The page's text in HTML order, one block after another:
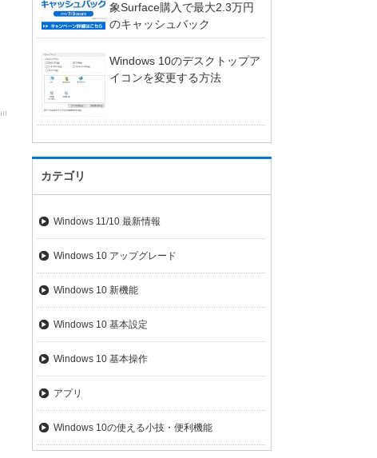
象Surface購入で最大2.3万円
のキャッシュバック
Windows 10のデスクトップア
イコンを変更する方法
カテゴリ
Windows 11/10 最新情報
Windows 10 アップグレード
Windows 10 新機能
Windows 10 基本設定
Windows 10 基本操作
アプリ
Windows 10の使える小技・便利機能